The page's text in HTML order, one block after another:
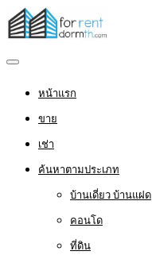
หน้าแรก
ขาย
เช่า
ค้นหาตามประเภท
บ้านเดี่ยว บ้านแฝด
คอนโด
ที่ดิน